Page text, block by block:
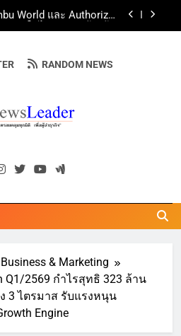
World และ Authorized
ปโอซาก้า” ต่อยอดกลยุทธ์
“Move to A New Height”
ย “ขายได้ ขายดี ขายนาน”
กการเลือกโรงเรียนที่ใช่!!!
ระดับมัธยมในประเทศจีน
ารเรียนรู้ผ่าน 3D Printing
ปิดแคมเปญฉลองครบรอบ
มทุกมิติ เพื่อ…ผู้นำธุรกิจ"
RANDOM NEWS
Business & Marketing
Q1/2569 กำไรสุทธิ 323 ล้าน
3 ไตรมาส รับแรงหนุน
Engine